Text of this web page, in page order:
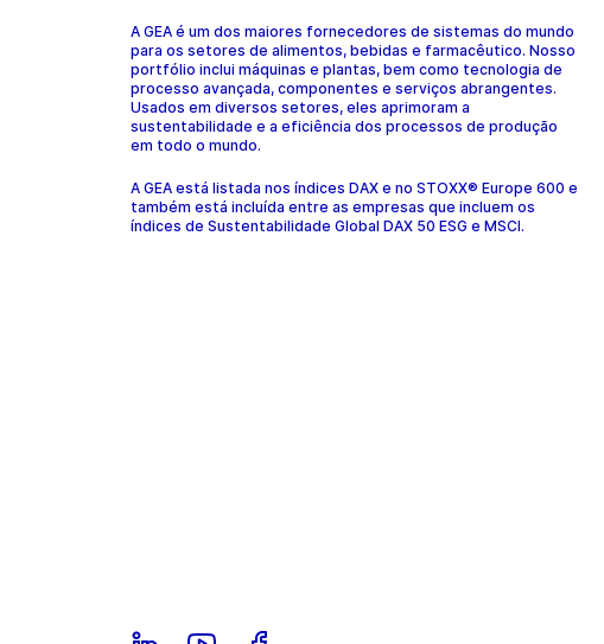
A GEA é um dos maiores fornecedores de sistemas do mundo
para os setores de alimentos, bebidas e farmacêutico. Nosso
portfólio inclui máquinas e plantas, bem como tecnologia de
processo avançada, componentes e serviços abrangentes.
Usados em diversos setores, eles aprimoram a
sustentabilidade e a eficiência dos processos de produção
em todo o mundo.
A GEA está listada nos índices DAX e no STOXX® Europe 600 e
também está incluída entre as empresas que incluem os
índices de Sustentabilidade Global DAX 50 ESG e MSCI.